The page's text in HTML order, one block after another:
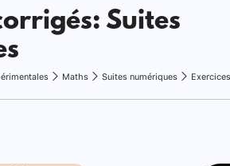
Suites
Maths Suites numériques